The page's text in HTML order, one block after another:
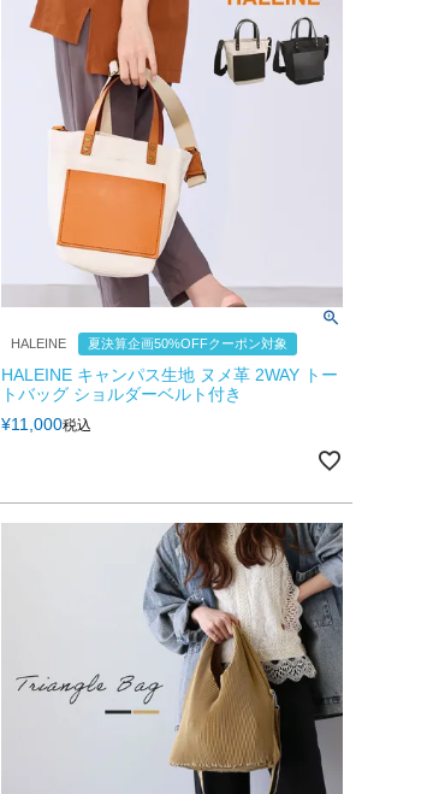
HALEINE 夏決算企画50%OFFクーポン対象
HALEINE キャンパス生地 ヌメ革 2WAY トー
トバッグ ショルダーベルト付き
¥11,000税込